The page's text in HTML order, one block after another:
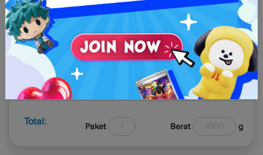
g
Dimensi
Maksimum 150cm setiap sisi
cm x cm x cm
Total: Paket 1 Berat 1000 g